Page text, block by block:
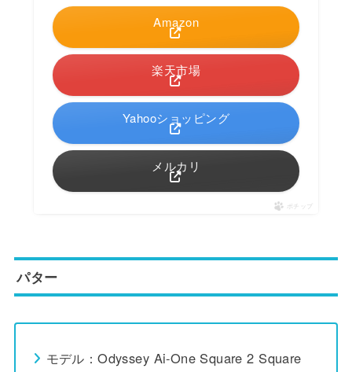
Amazon
楽天市場
Yahooショッピング
メルカリ
ポチップ
パター
モデル：Odyssey Ai-One Square 2 Square